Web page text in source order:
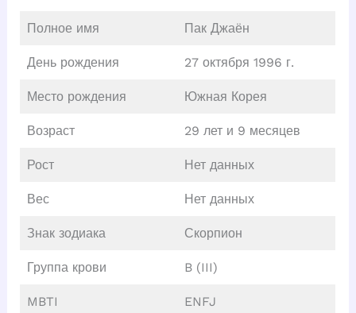
Полное имя Пак Джаён
День рождения 27 октября 1996 г.
Место рождения Южная Корея
Возраст 29 лет и 9 месяцев
Рост Нет данных
Вес Нет данных
Знак зодиака Скорпион
Группа крови B (III)
MBTI ENFJ